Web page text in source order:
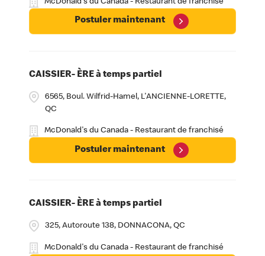
Postuler maintenant
CAISSIER- ÈRE à temps partiel
6565, Boul. Wilfrid-Hamel, L'ANCIENNE-LORETTE,
QC
McDonald's du Canada - Restaurant de franchisé
Postuler maintenant
CAISSIER- ÈRE à temps partiel
325, Autoroute 138, DONNACONA, QC
McDonald's du Canada - Restaurant de franchisé